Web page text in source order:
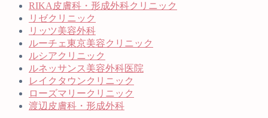
RIKA皮膚科・形成外科クリニック
リゼクリニック
リッツ美容外科
ルーチェ東京美容クリニック
ルシアクリニック
ルネッサンス美容外科医院
レイクタウンクリニック
ローズマリークリニック
渡辺皮膚科・形成外科